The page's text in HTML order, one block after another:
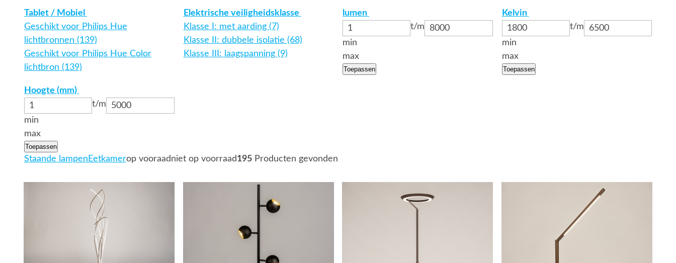
Tablet / Mobiel
Geschikt voor Philips Hue
lichtbronnen (139)
Geschikt voor Philips Hue Color
lichtbron (139)
Elektrische veiligheidsklasse
Klasse I: met aarding (7)
Klasse II: dubbele isolatie (68)
Klasse III: laagspanning (9)
lumen
t/m
min
max
Toepassen
Kelvin
t/m
min
max
Toepassen
Hoogte (mm)
t/m
min
max
Toepassen
Staande lampen Eetkamerop vooraadniet op voorraad195 Producten gevonden
Bekijk
Bekijk
Bekijk
Bekijk